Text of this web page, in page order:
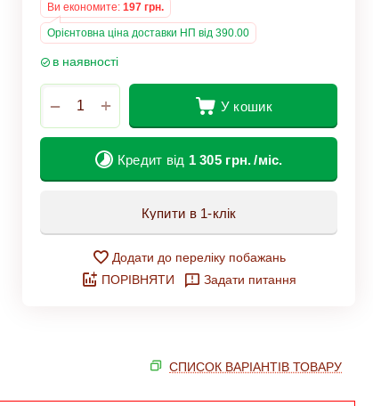
Ви економите: 197 грн.
Орієнтовна ціна доставки НП від 390.00
в наявності
+
− У кошик
Кредит від 1 305 грн./міс.
Купити в 1-клік
Додати до переліку побажань
ПОРІВНЯТИ
Задати питання
СПИСОК ВАРІАНТІВ ТОВАРУ